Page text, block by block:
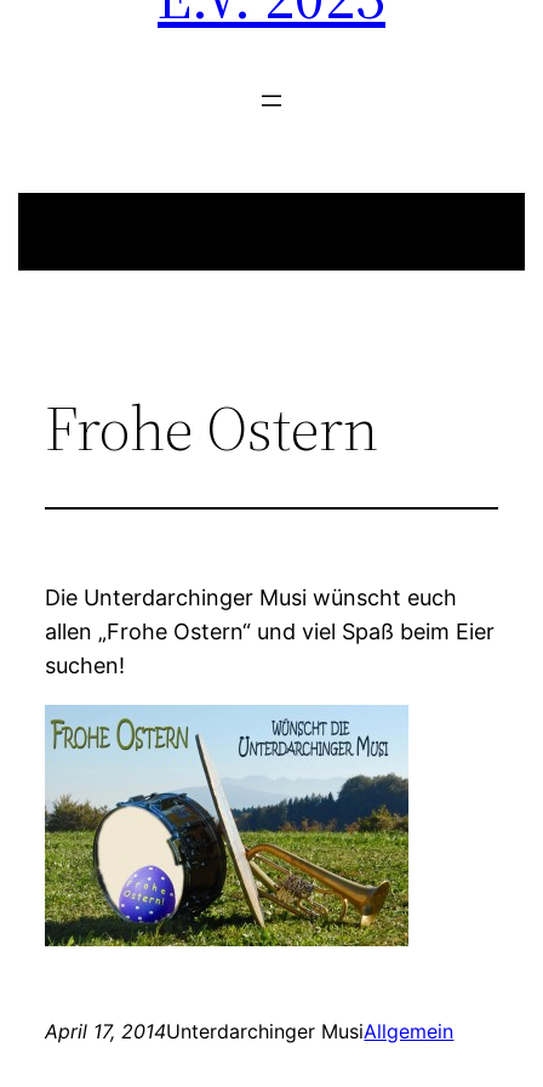
Frohe Ostern
Die Unterdarchinger Musi wünscht euch
allen „Frohe Ostern“ und viel Spaß beim Eier
suchen!
April 17, 2014Unterdarchinger MusiAllgemein